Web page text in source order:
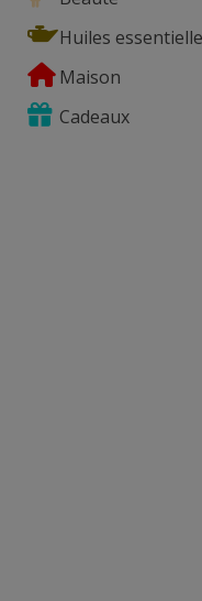
Huiles
Maison
Cadeaux